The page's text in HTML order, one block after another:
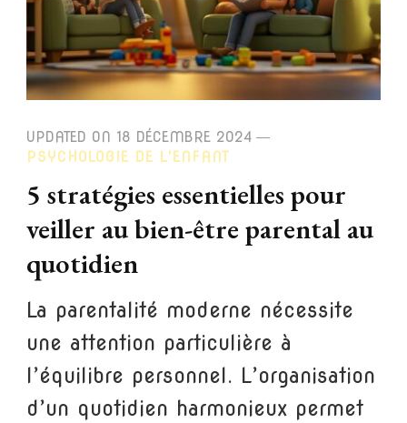
UPDATED ON 18 DÉCEMBRE 2024
PSYCHOLOGIE DE L'ENFANT
5 stratégies essentielles pour
veiller au bien-être parental au
quotidien
La parentalité moderne nécessite
une attention particulière à
l’équilibre personnel. L’organisation
d’un quotidien harmonieux permet